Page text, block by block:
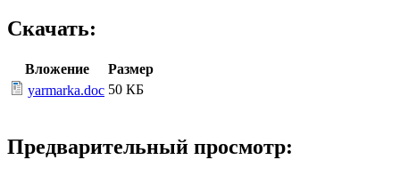
Скачать:
Вложение
Размер
yarmarka.doc 50 КБ
Предварительный просмотр: